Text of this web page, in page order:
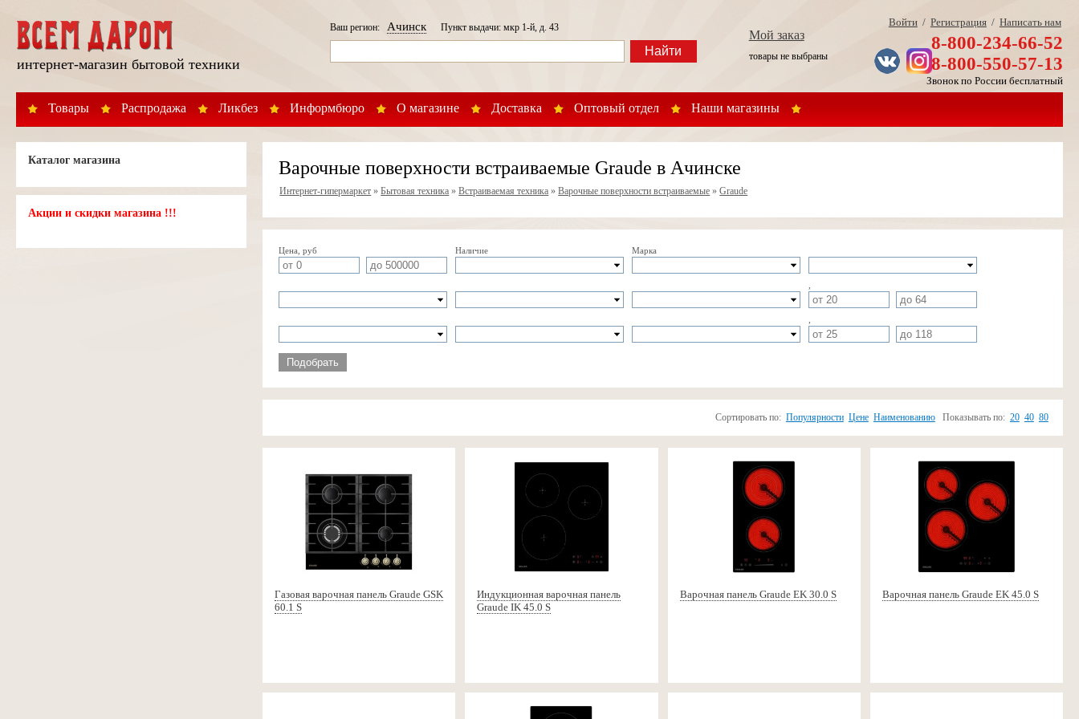
интернет-магазин бытовой техники
Товары Распродажа Ликбез Информбюро О магазине Доставка Оптовый отдел Наши магазины
Ваш регион:АчинскПункт выдачи: мкр 1-й, д. 43
Найти
Мой заказ
товары не выбраны
Войти/ Регистрация/ Написать нам
8-800-234-66-52
8-800-550-57-13
Звонок по России бесплатный
Каталог магазина
Акции и скидки магазина !!!
Варочные поверхности встраиваемые Graude в Ачинске
Интернет-гипермаркет »Бытовая техника »Встраиваемая техника »Варочные поверхности встраиваемые »Graude
Цена, руб Наличие Марка
Подобрать
Сортировать по: Популярности Цене Наименованию Показывать по: 20 40 80
Газовая варочная панель Graude GSK
60.1 S
Индукционная варочная панель
Graude IK 45.0 S
Варочная панель Graude EK 30.0 S Варочная панель Graude EK 45.0 S